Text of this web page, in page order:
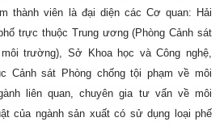
thành viên là đại diện các Cơ quan: Hải
trực thuộc Trung ương (Phòng Cảnh sát
trường), Sở Khoa học và Công nghệ,
Cảnh sát Phòng chống tội phạm về môi
liên quan, chuyên gia tư vấn về môi
của ngành sản xuất có sử dụng loại phế